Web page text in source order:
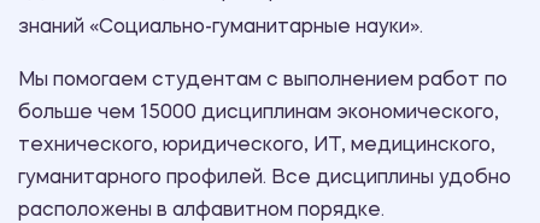
знаний «Социально-гуманитарные науки».
Мы помогаем студентам с выполнением работ по
больше чем 15000 дисциплинам экономического,
технического, юридического, ИТ, медицинского,
гуманитарного профилей. Все дисциплины удобно
расположены в алфавитном порядке.